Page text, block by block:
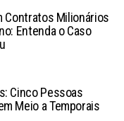
Contratos Milionários
Entenda o Caso
Cinco Pessoas
Meio a Temporais